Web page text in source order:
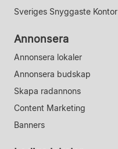
Sveriges Snyggaste Kontor
Annonsera
Annonsera lokaler
Annonsera budskap
Skapa radannons
Content Marketing
Banners